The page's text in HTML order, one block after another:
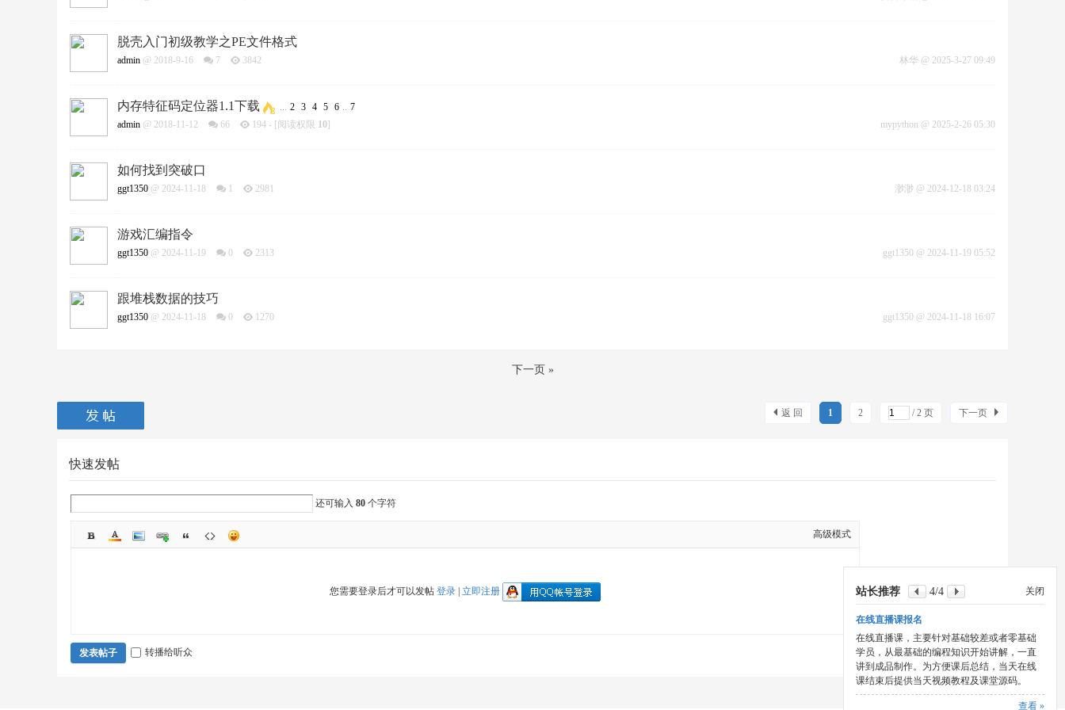
脱壳入门初级教学之PE文件格式
admin @ 2018-9-16 7 3842 林华 @ 2025-3-27 09:49
内存特征码定位器1.1下载 ... 2 3 4 5 6 .. 7
admin @ 2018-11-12 66 194 - [阅读权限 10] mypython @ 2025-2-26 05:30
如何找到突破口
ggt1350 @ 2024-11-18 1 2981 渺渺 @ 2024-12-18 03:24
游戏汇编指令
ggt1350 @ 2024-11-19 0 2313 ggt1350 @ 2024-11-19 05:52
跟堆栈数据的技巧
ggt1350 @ 2024-11-18 0 1270 ggt1350 @ 2024-11-18 16:07
下一页 »
1 2 / 2 页 下一页
返 回
快速发帖
还可输入 80 个字符
高级模式
您需要登录后才可以发帖 登录 立即注册
本版积分规则
发表帖子 转播给听众
关闭
站长推荐 4/4
在线直播课报名
在线直播课，主要针对基础较差或者零基础
学员，从最基础的编程知识开始讲解，一直
讲到成品制作。为方便课后总结，当天在线
课结束后提供当天视频教程及课堂源码。
查看 »